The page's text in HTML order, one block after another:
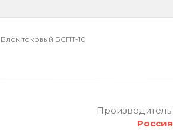
Блок токовый БСПТ-10
Производитель:
Россия